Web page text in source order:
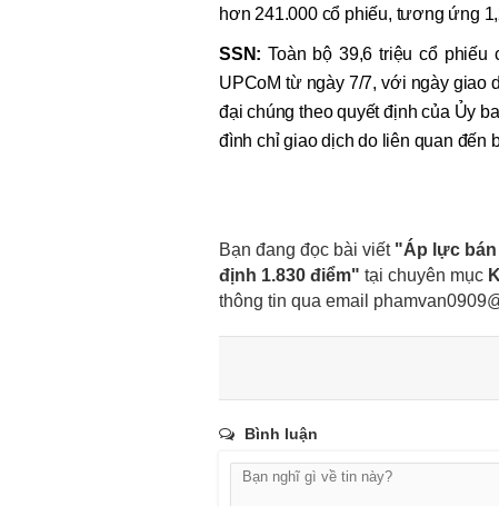
hơn 241.000 cổ phiếu, tương ứng
SSN:Toàn bộ 39,6 triệu cổ phiếu
UPCoM từ ngày 7/7, với ngày giao
đại chúng theo quyết định của Ủy
đình chỉ giao dịch do liên quan đến
Bạn đang đọc bài viết "Áp lực
định 1.830 điểm" tại chuyên mục
thông tin qua email
Bình luận